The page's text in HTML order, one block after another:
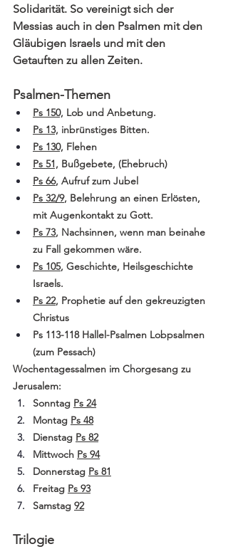
Solidarität. So vereinigt sich der
Messias auch in den Psalmen mit den
Gläubigen Israels und mit den
Getauften zu allen Zeiten.
Psalmen-Themen
Ps 150, Lob und Anbetung.
Ps 13, inbrünstiges Bitten.
Ps 130, Flehen
Ps 51, Bußgebete, (Ehebruch)
Ps 66, Aufruf zum Jubel
Ps 32/9, Belehrung an einen Erlösten,
mit Augenkontakt zu Gott.
Ps 73, Nachsinnen, wenn man beinahe
zu Fall gekommen wäre.
Ps 105, Geschichte, Heilsgeschichte
Israels.
Ps 22, Prophetie auf den gekreuzigten
Christus
Ps 113-118 Hallel-Psalmen Lobpsalmen
(zum Pessach)
Wochentagessalmen im Chorgesang zu
Jerusalem:
Sonntag Ps 24
Montag Ps 48
Dienstag Ps 82
Mittwoch Ps 94
Donnerstag Ps 81
Freitag Ps 93
Samstag 92
Trilogie